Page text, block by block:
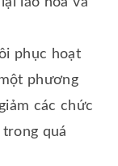
phục hoạt
phương
các chức
trong quá